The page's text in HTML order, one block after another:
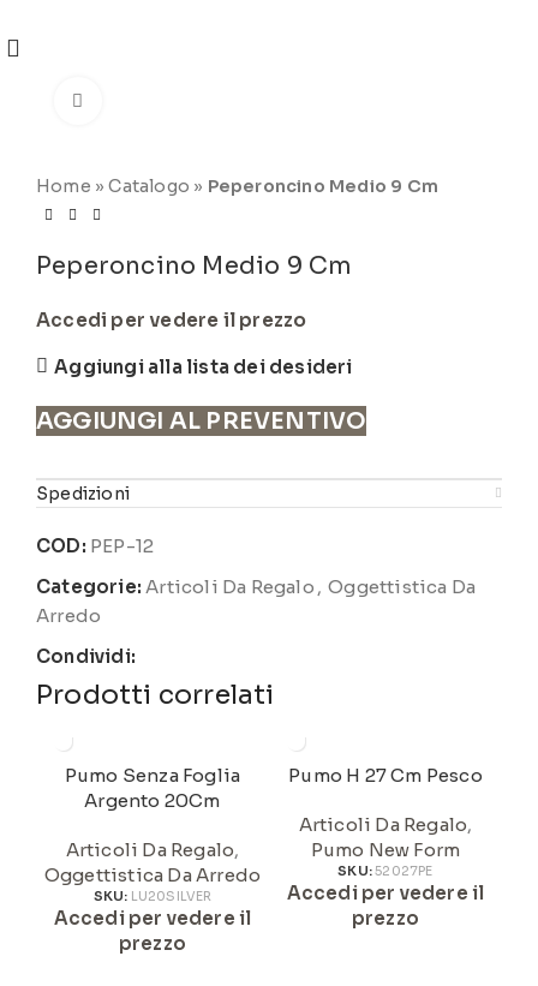
Home »Catalogo » Peperoncino Medio 9 Cm
Peperoncino Medio 9 Cm
Accedi per vedere il prezzo
Aggiungi alla lista dei desideri
AGGIUNGI AL PREVENTIVO
Spedizioni
COD: PEP-12
Categorie: Articoli Da Regalo , Oggettistica Da
Arredo
Condividi:
Prodotti correlati
Pumo Senza Foglia
Argento 20Cm
Articoli Da Regalo,
Oggettistica Da Arredo
SKU: LU20SILVER
Accedi per vedere il
prezzo
Pumo H 27 Cm Pesco
Articoli Da Regalo,
Pumo New Form
SKU:52027PE
Accedi per vedere il
prezzo